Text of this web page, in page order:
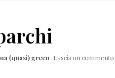
(quasi) green Lascia un commento